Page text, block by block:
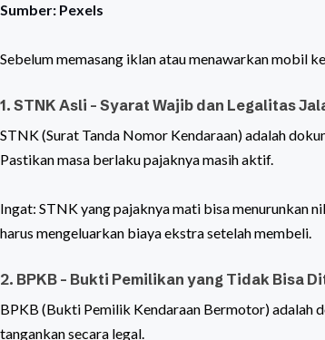
Sumber: Pexels
Sebelum memasang iklan atau menawarkan mobil
1. STNK Asli – Syarat Wajib dan Legalitas
STNK (Surat Tanda Nomor Kendaraan) adalah
Pastikan masa berlaku pajaknya masih aktif.
Ingat: STNK yang pajaknya mati bisa menurunkan
harus mengeluarkan biaya ekstra setelah membeli.
2. BPKB – Bukti Pemilikan yang Tidak Bisa
BPKB (Bukti Pemilik Kendaraan Bermotor) adalah
tangankan secara legal.